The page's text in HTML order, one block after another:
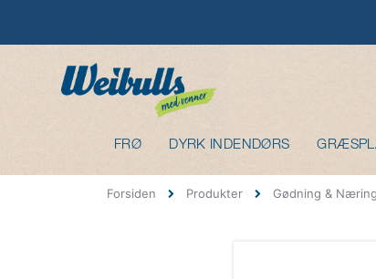
FRØ DYRK INDENDØRS
Forsiden Produkter Gødning & Næring